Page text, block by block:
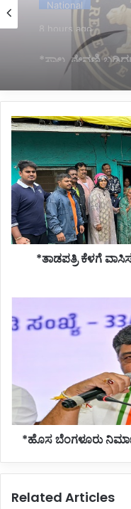
Politics
8 hours ago
*ಬಸನಗೌಡ ದದ್ದಲ್‌
*ತಾಡಪತ್ರಿ
ವಾಸಿಸುತ್ತಿದ್ದ
ಸಹೋದರಿಯರಿಗೆ
ಅನಿಲ
ಬೆನಕೆ
ಸಹಾಯ*
*ತಾಡಪತ್ರಿ ಕೆಳಗೆ
ಬೆಂಗಳೂರು
ನಿರ್ಮಾಣ:
ಘೋಷಣೆ*
*ಹೊಸ ಬೆಂಗಳೂರು
Related Articles